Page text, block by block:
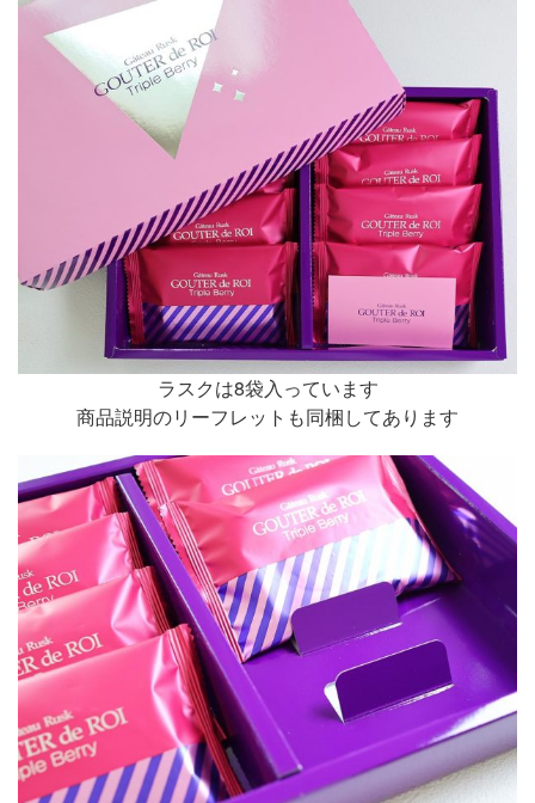
ラスクは8袋入っています
商品説明のリーフレットも同梱してあります